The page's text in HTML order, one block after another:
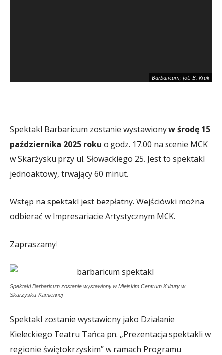
Barbaricum; fot. B. Kruk
Spektakl Barbaricum zostanie wystawionyw środę 15
października 2025 roku o godz. 17.00 na scenie MCK
w Skarżysku przy ul. Słowackiego 25. Jest to spektakl
jednoaktowy, trwający 60 minut.
Wstęp na spektakl jest bezpłatny. Wejściówki można
odbierać w Impresariacie Artystycznym MCK.
Zapraszamy!
Spektakl Barbaricum zostanie wystawiony w Miejskim Centrum Kultury w
Skarżysku-Kamiennej
Spektakl zostanie wystawiony jako Działanie
Kieleckiego Teatru Tańca pn. „Prezentacja spektakli w
regionie świętokrzyskim” w ramach Programu